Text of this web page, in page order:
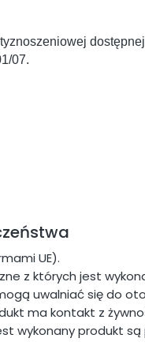
07.
UE).
z których jest
uwalniać się do
ma kontakt z
wykonany produkt